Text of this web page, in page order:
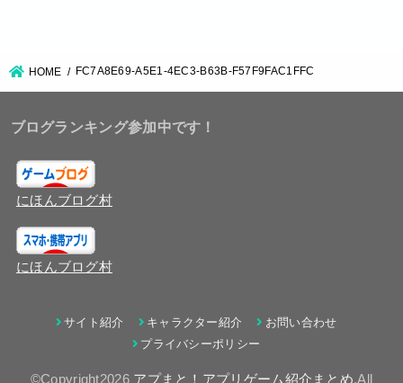
HOME FC7A8E69-A5E1-4EC3-B63B-F57F9FAC1FFC
ブログランキング参加中です！
にほんブログ村
にほんブログ村
サイト紹介 キャラクター紹介
お問い合わせ
プライバシーポリシー
©Copyright2026 アプまと！アプリゲーム紹介まとめ.All